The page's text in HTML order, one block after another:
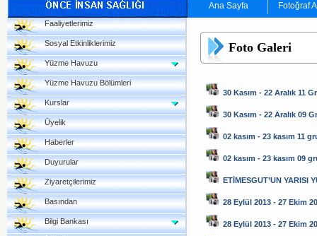
Ana Sayfa Fotoğraf
Faaliyetlerimiz
Sosyal Etkinliklerimiz
Yüzme Havuzu
Yüzme Havuzu Bölümleri
Kurslar
Üyelik
Haberler
Duyurular
Ziyaretçilerimiz
Basından
Bilgi Bankası
Foto Galeri
30 Kasım - 22 Aralık 11
30 Kasım - 22 Aralık 09
02 kasım - 23 kasım 11
02 kasım - 23 kasım 09
ETİMESGUT’UN YARISI
28 Eylül 2013 - 27 Ekim
28 Eylül 2013 - 27 Ekim